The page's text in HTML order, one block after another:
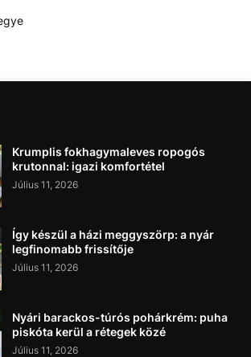
Krumplis fokhagymaleves ropogós
krutonnal: igazi komfortétel
Július 11, 2026
Így készül a házi meggyszörp: a nyár
legfinomabb frissítője
Július 11, 2026
Nyári barackos-túrós pohárkrém: puha
piskóta kerül a rétegek közé
Július 11, 2026